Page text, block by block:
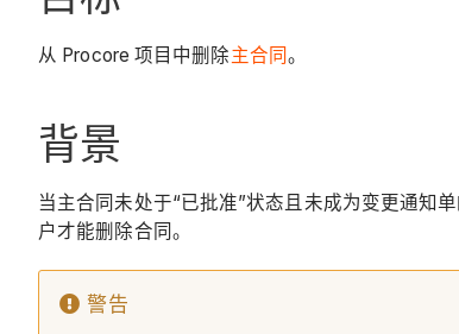
从 Procore 项目中删除主合同。
背景
当主合同未处于“已批准”状态且未成为变更通知
户才能删除合同。
警告